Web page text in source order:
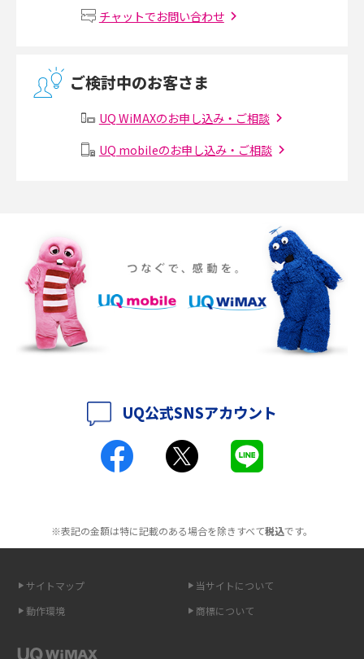
Wi-Fiルーターの設定方法をわかりやすく解説！事前に準備すべきものも紹
無線LANとは？メリット・デメリットや接続方法を解説
メッシュWi-Fiとは？仕組みやメリット・デメリット、中継機との違いを解
ポケット型Wi-Fiをレンタルするメリットとは？選び方や向いている方の特
徴も紹介
持ち運びできるポケット型Wi-Fiのおススメの選び方は？メリット・デメリ
ットも紹介
ポケット型Wi-Fiとは？通信の仕組みやメリット・デメリットを解説
工事不要！置くだけWi-Fiの特徴は？メリット・デメリットや選び方を解説
介
ポケット型Wi-Fi（モバイルWi-Fi）とは？おススメする方の特徴や選び方を
チャットでお問い合わせ
ご検討中のお客さま
UQ WiMAXのお申し込み・ご相談
UQ mobileのお申し込み・ご相談
UQ公式SNSアカウント
※表記の金額は特に記載のある場合を除きすべて税込です。
サイトマップ
当サイトについて
動作環境
商標について